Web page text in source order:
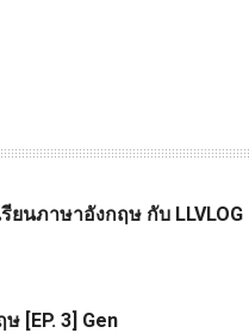
นภาษาอังกฤษ กับ LLVLOG
[EP. 3] Gen